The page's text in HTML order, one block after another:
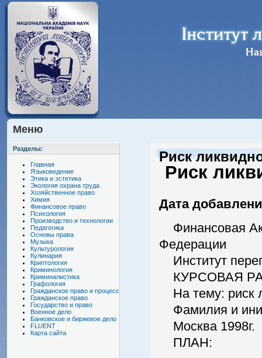
Меню
Разделы:
Главная
Языковедение
Этика и эстетика
Экология охрана труда
Хозяйственное право
Химия
Финансовое право
Психология
Производство и технологии
Педагогика
Основы права
Музыка
Культурология
Кулинария
Криптология
Криминология
Криминалистика
Графология
Гражданское право и процесс
Гражданское право
Государство и право
Военное дело
Банковское и биржевое дело
FLUENT
Карта сайта
Риск
Риск
Дата
Финансовая
Федерации
Институт
КУРСОВАЯ
На тему: риск
Фамилия и
Москва 1998г.
ПЛАН: